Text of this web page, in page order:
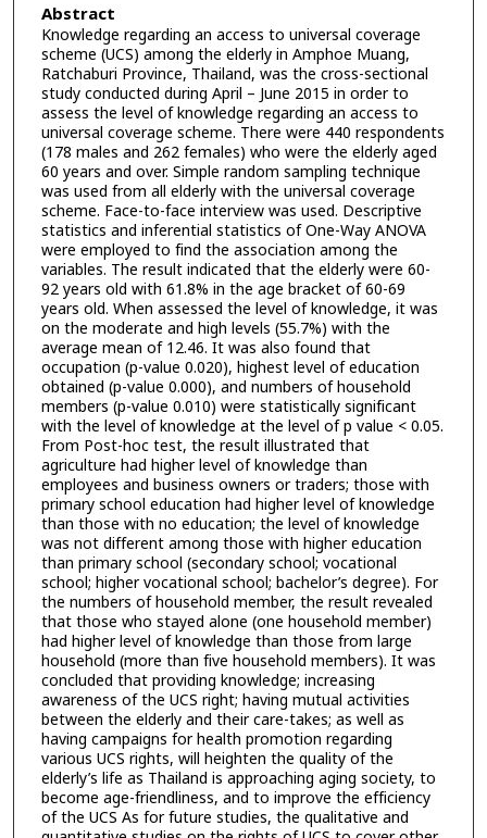
Abstract
Knowledge regarding an access to universal coverage
scheme (UCS) among the elderly in Amphoe Muang,
Ratchaburi Province, Thailand, was the cross-sectional
study conducted during April – June 2015 in order to
assess the level of knowledge regarding an access to
universal coverage scheme. There were 440 respondents
(178 males and 262 females) who were the elderly aged
60 years and over. Simple random sampling technique
was used from all elderly with the universal coverage
scheme. Face-to-face interview was used. Descriptive
statistics and inferential statistics of One-Way ANOVA
were employed to find the association among the
variables. The result indicated that the elderly were 60-
92 years old with 61.8% in the age bracket of 60-69
years old. When assessed the level of knowledge, it was
on the moderate and high levels (55.7%) with the
average mean of 12.46. It was also found that
occupation (p-value 0.020), highest level of education
obtained (p-value 0.000), and numbers of household
members (p-value 0.010) were statistically significant
with the level of knowledge at the level of p value < 0.05.
From Post-hoc test, the result illustrated that
agriculture had higher level of knowledge than
employees and business owners or traders; those with
primary school education had higher level of knowledge
than those with no education; the level of knowledge
was not different among those with higher education
than primary school (secondary school; vocational
school; higher vocational school; bachelor’s degree). For
the numbers of household member, the result revealed
that those who stayed alone (one household member)
had higher level of knowledge than those from large
household (more than five household members). It was
concluded that providing knowledge; increasing
awareness of the UCS right; having mutual activities
between the elderly and their care-takes; as well as
having campaigns for health promotion regarding
various UCS rights, will heighten the quality of the
elderly’s life as Thailand is approaching aging society, to
become age-friendliness, and to improve the efficiency
of the UCS As for future studies, the qualitative and